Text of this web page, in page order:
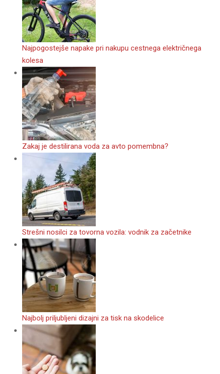
Najpogostejše napake pri nakupu cestnega električnega
kolesa
Zakaj je destilirana voda za avto pomembna?
Strešni nosilci za tovorna vozila: vodnik za začetnike
Najbolj priljubljeni dizajni za tisk na skodelice